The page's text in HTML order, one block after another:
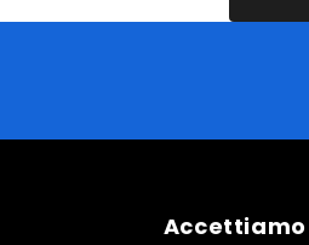
Accettiamo